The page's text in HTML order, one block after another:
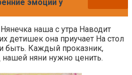
эмоции у
наша с утра Наводит
детишек она приучает На стол
быть. Каждый проказник,
нашей няни нужно ценить.